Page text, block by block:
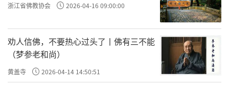
浙江省佛教协会 2026-04-16 09:00:00
劝人信佛，不要热心过头了丨佛有三不能
（梦参老和尚）
黄盖寺 2026-04-14 14:50:51